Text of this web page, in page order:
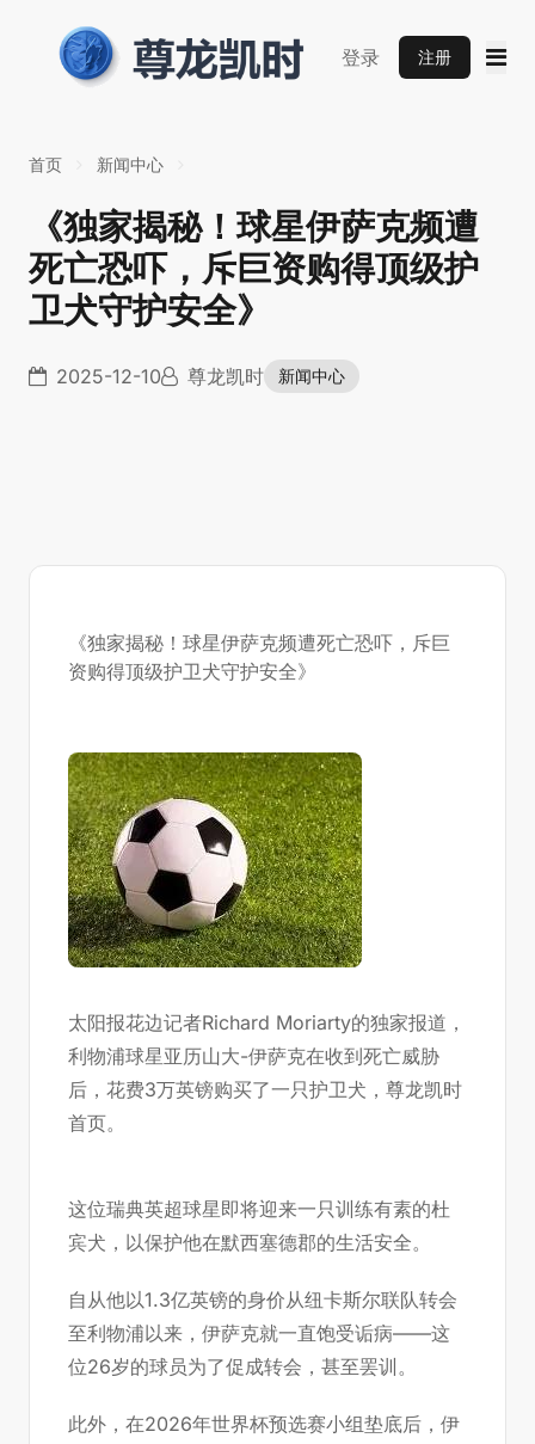
登录 注册
首页 新闻中心
《独家揭秘！球星伊萨克频遭
死亡恐吓，斥巨资购得顶级护
卫犬守护安全》
2025-12-10 尊龙凯时 新闻中心
《独家揭秘！球星伊萨克频遭死亡恐吓，斥巨
资购得顶级护卫犬守护安全》
太阳报花边记者Richard Moriarty的独家报道，
利物浦球星亚历山大-伊萨克在收到死亡威胁
后，花费3万英镑购买了一只护卫犬， 尊龙凯时
首页。
这位瑞典英超球星即将迎来一只训练有素的杜
宾犬，以保护他在默西塞德郡的生活安全。
自从他以1.3亿英镑的身价从纽卡斯尔联队转会
至利物浦以来，伊萨克就一直饱受诟病——这
位26岁的球员为了促成转会，甚至罢训。
此外，在2026年世界杯预选赛小组垫底后，伊